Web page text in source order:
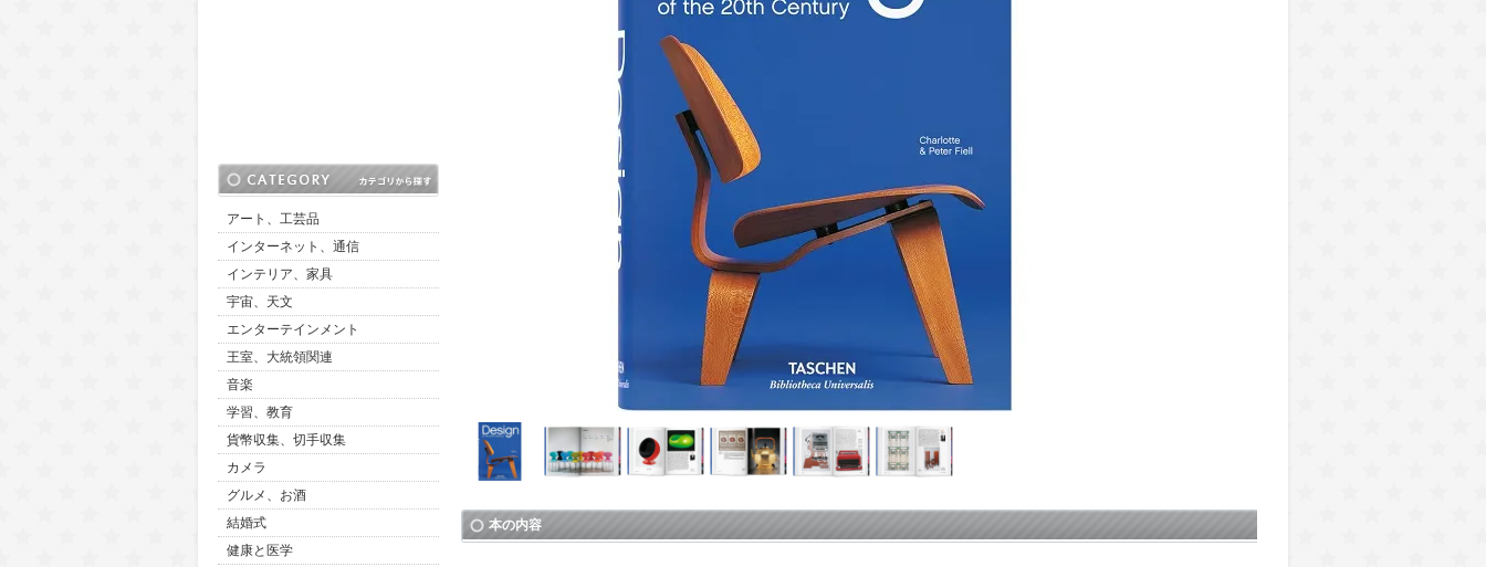
アート、工芸品
インターネット、通信
インテリア、家具
宇宙、天文
エンターテインメント
王室、大統領関連
音楽
学習、教育
貨幣収集、切手収集
カメラ
グルメ、お酒
結婚式
健康と医学
本の内容